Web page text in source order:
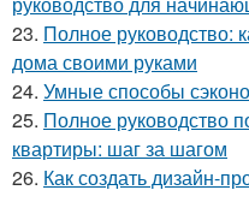
23. Полное руководство:
дома своими руками
24. Умные способы
25. Полное руководство
квартиры: шаг за шагом
26. Как создать дизайн-